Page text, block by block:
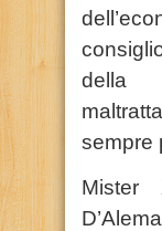
della
sempre
Mister